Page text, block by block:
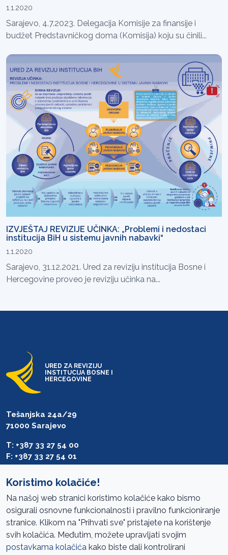
1.1.2020
Sarajevo, 4.7.2023. Delegacija Komisije za finansije i
budžet Predstavničkog doma (Komisija) koju su činili...
IZVJEŠTAJ REVIZIJE UČINKA: „Problemi i nedostaci
institucija BiH u sistemu javnih nabavki“
1.1.2020
Sarajevo, 31.12.2021. Ured za reviziju institucija Bosne i
Hercegovine proveo je reviziju učinka na...
URED ZA REVIZIJU
INSTITUCIJA BOSNE I
HERCEGOVINE
Tešanjska 24a/29
71000 Sarajevo
T: +387 33 27 54 00
F: +387 33 27 54 01
Pristup informacijama
Mapa sajta
Koristimo kolačiće!
Na našoj web stranici koristimo kolačiće kako bismo
osigurali osnovne funkcionalnosti i pravilno funkcioniranje
stranice. Klikom na "Prihvati sve" pristajete na korištenje
svih kolačića. Međutim, možete upravljati svojim
postavkama kolačića kako biste dali kontrolirani